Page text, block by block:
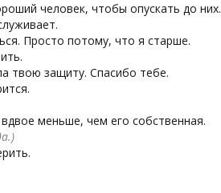
человек, чтобы опускать до них.
Просто потому, что я старше.
твою защиту. Спасибо тебе.
меньше, чем его собственная.